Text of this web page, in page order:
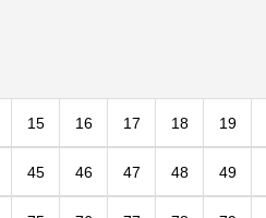
15 16 17 18 19
45 46 47 48 49